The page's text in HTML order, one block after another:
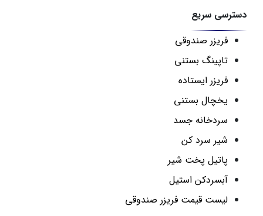
دسترسی سریع
فریزر صندوقی
تاپینگ بستنی
فریزر ایستاده
یخچال بستنی
سردخانه جسد
شیر سرد کن
پاتیل پخت شیر
آبسردکن استیل
لیست قیمت فریزر صندوقی